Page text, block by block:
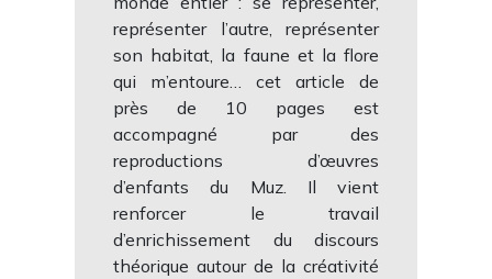
représenter l’autre, représenter
son habitat, la faune et la flore
qui m’entoure… cet article de
près de 10 pages est
accompagné par des
reproductions d’œuvres
d’enfants du Muz. Il vient
renforcer le travail
d’enrichissement du discours
théorique autour de la créativité